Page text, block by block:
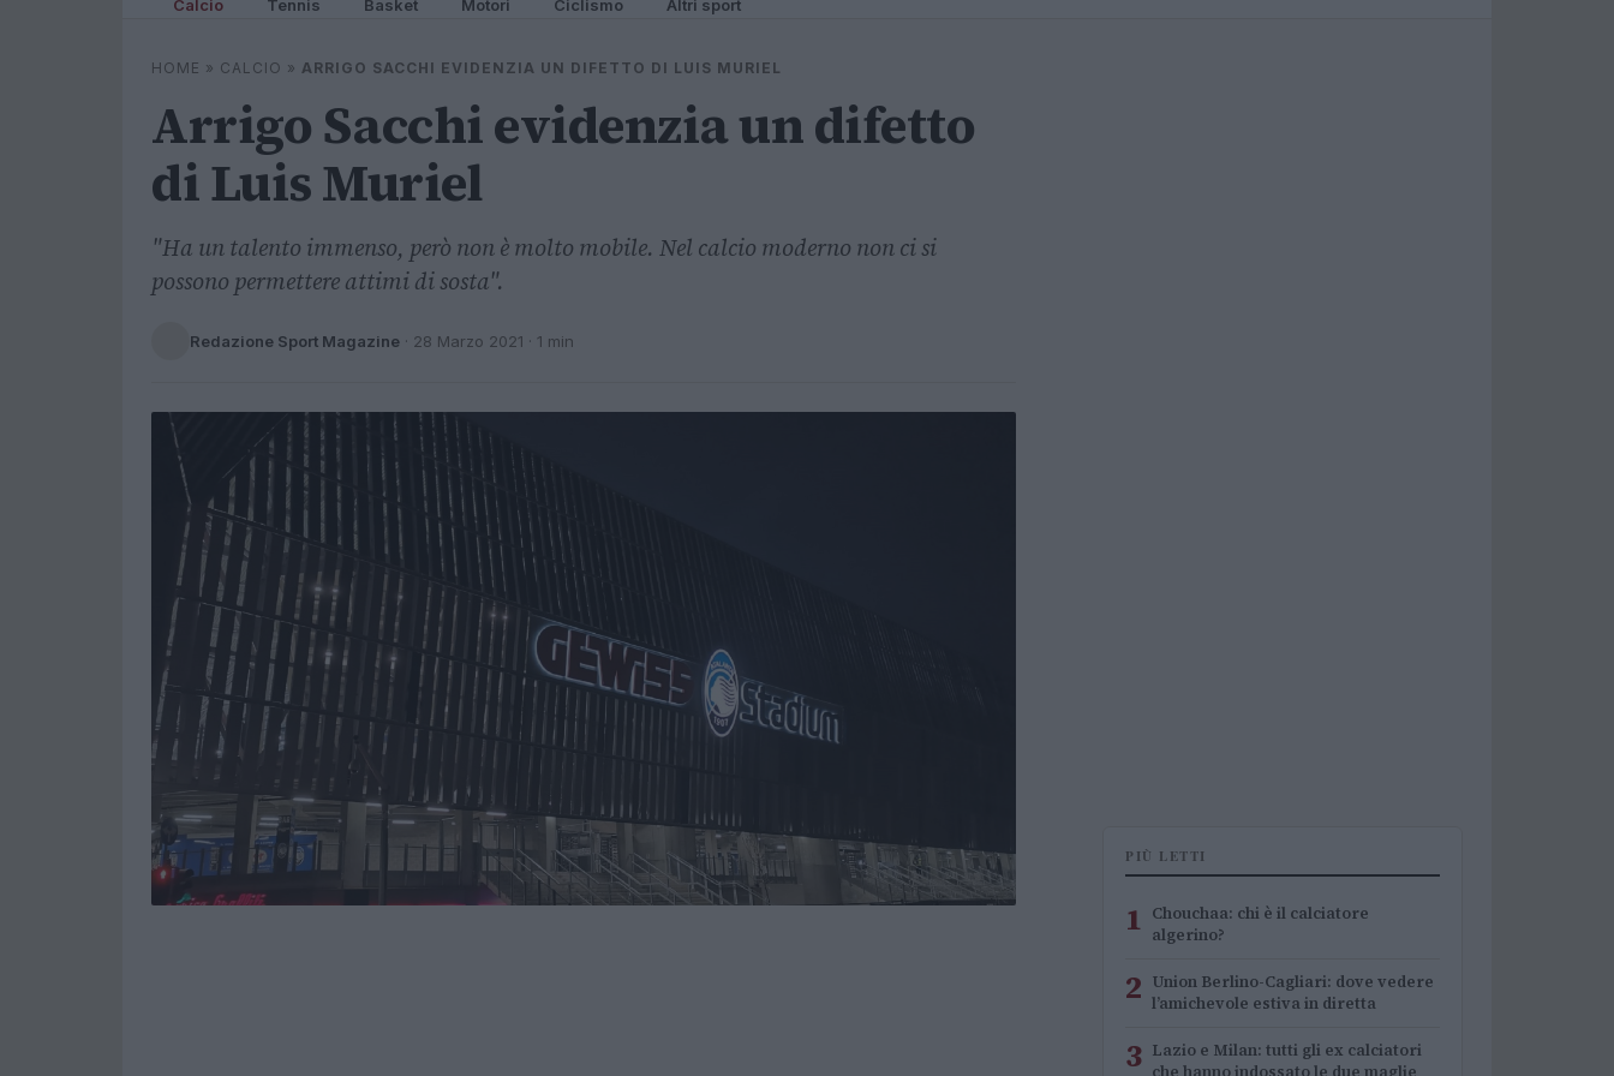
Calcio Tennis Basket Motori Ciclismo Altri sport
HOME » CALCIO » ARRIGO SACCHI EVIDENZIA UN DIFETTO DI LUIS MURIEL
Arrigo Sacchi evidenzia un difetto
di Luis Muriel
"Ha un talento immenso, però non è molto mobile. Nel calcio moderno non ci si
possono permettere attimi di sosta".
Redazione Sport Magazine · 28 Marzo 2021 · 1 min
PIÙ LETTI
1 Chouchaa: chi è il calciatore
algerino?
2 Union Berlino-Cagliari: dove vedere
l’amichevole estiva in diretta
3 Lazio e Milan: tutti gli ex calciatori
che hanno indossato le due maglie